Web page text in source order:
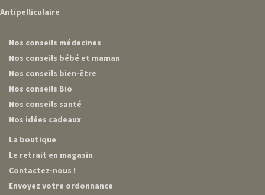
Antipelliculaire
Nos conseils médecines
Nos conseils bébé et maman
Nos conseils bien-être
Nos conseils Bio
Nos conseils santé
Nos idées cadeaux
La boutique
Le retrait en magasin
Contactez-nous !
Envoyez votre ordonnance